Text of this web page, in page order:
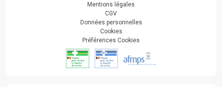
Mentions légales
CGV
Données personnelles
Cookies
Préférences Cookies